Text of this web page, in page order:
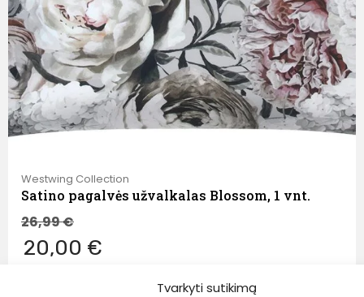
Tvarkyti sutikimą
Westwing Collection
Satino pagalvės užvalkalas Blossom, 1 vnt.
26,99€
20,00 €